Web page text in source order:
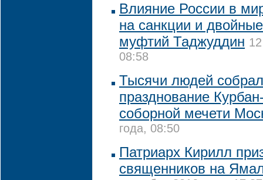
Влияние России в
на санкции и
муфтий Таджуддин
08:58
Тысячи людей
празднование
соборной мечети
года, 08:50
Патриарх Кирилл
священников на